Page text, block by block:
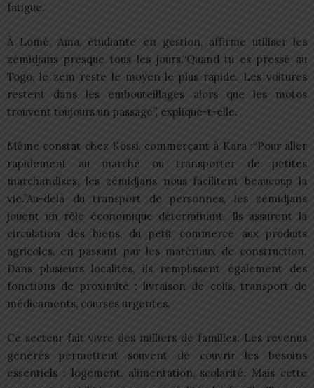
fatigue.
À Lomé, Ama, étudiante en gestion, affirme utiliser les
zémidjans presque tous les jours.“Quand tu es pressé au
Togo, le zem reste le moyen le plus rapide. Les voitures
restent dans les embouteillages alors que les motos
trouvent toujours un passage”, explique-t-elle.
Même constat chez Kossi, commerçant à Kara :“Pour aller
rapidement au marché ou transporter de petites
marchandises, les zémidjans nous facilitent beaucoup la
vie.”Au-delà du transport de personnes, les zémidjans
jouent un rôle économique déterminant. Ils assurent la
circulation des biens, du petit commerce aux produits
agricoles, en passant par les matériaux de construction.
Dans plusieurs localités, ils remplissent également des
fonctions de proximité : livraison de colis, transport de
médicaments, courses urgentes.
Ce secteur fait vivre des milliers de familles. Les revenus
générés permettent souvent de couvrir les besoins
essentiels : logement, alimentation, scolarité. Mais cette